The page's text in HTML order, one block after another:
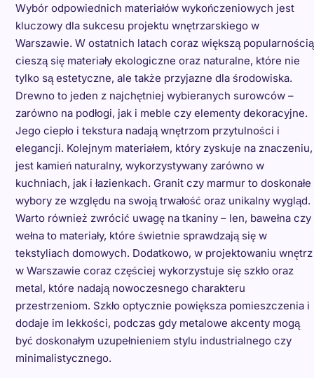
Wybór odpowiednich materiałów wykończeniowych jest
kluczowy dla sukcesu projektu wnętrzarskiego w
Warszawie. W ostatnich latach coraz większą popularnością
cieszą się materiały ekologiczne oraz naturalne, które nie
tylko są estetyczne, ale także przyjazne dla środowiska.
Drewno to jeden z najchętniej wybieranych surowców –
zarówno na podłogi, jak i meble czy elementy dekoracyjne.
Jego ciepło i tekstura nadają wnętrzom przytulności i
elegancji. Kolejnym materiałem, który zyskuje na znaczeniu,
jest kamień naturalny, wykorzystywany zarówno w
kuchniach, jak i łazienkach. Granit czy marmur to doskonałe
wybory ze względu na swoją trwałość oraz unikalny wygląd.
Warto również zwrócić uwagę na tkaniny – len, bawełna czy
wełna to materiały, które świetnie sprawdzają się w
tekstyliach domowych. Dodatkowo, w projektowaniu wnętrz
w Warszawie coraz częściej wykorzystuje się szkło oraz
metal, które nadają nowoczesnego charakteru
przestrzeniom. Szkło optycznie powiększa pomieszczenia i
dodaje im lekkości, podczas gdy metalowe akcenty mogą
być doskonałym uzupełnieniem stylu industrialnego czy
minimalistycznego.